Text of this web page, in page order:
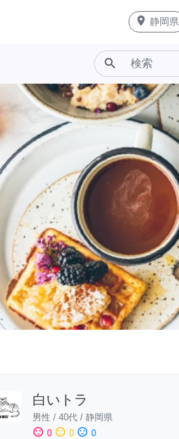
place 静岡県
search
白いトラ
男性 / 40代/ 静岡県
sentiment_satisfied 0 sentiment_neutral 0 sentiment_dissatisfied 0